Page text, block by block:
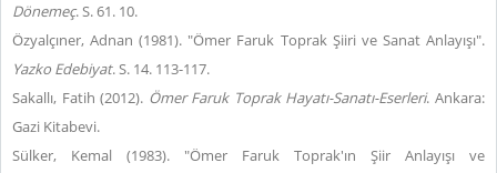
Dönemeç. S. 61. 10.
Özyalçıner, Adnan (1981). "Ömer Faruk Toprak Şiiri ve Sanat Anlayışı".
Yazko Edebiyat. S. 14. 113-117.
Sakallı, Fatih (2012). Ömer Faruk Toprak Hayatı-Sanatı-Eserleri. Ankara:
Gazi Kitabevi.
Sülker, Kemal (1983). "Ömer Faruk Toprak'ın Şiir Anlayışı ve